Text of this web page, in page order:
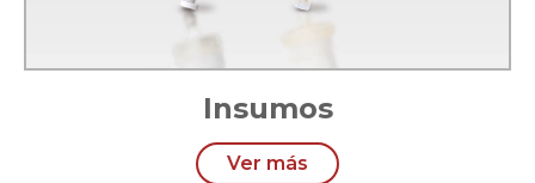
Insumos
Ver más